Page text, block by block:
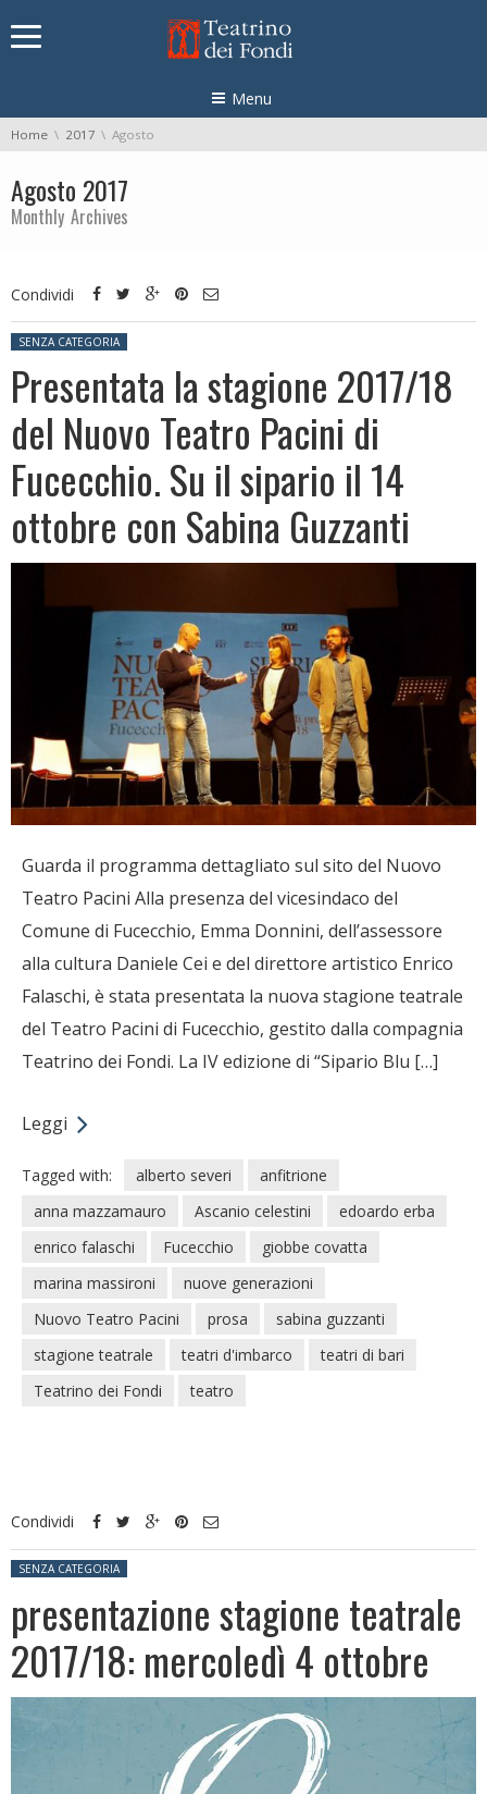
Menu
You are here:
Home 2017 Agosto
Agosto 2017
Monthly Archives
Condividi
Posted in:
SENZA CATEGORIA
Presentata la stagione 2017/18
del Nuovo Teatro Pacini di
Fucecchio. Su il sipario il 14
ottobre con Sabina Guzzanti
Guarda il programma dettagliato sul sito del Nuovo
Teatro Pacini Alla presenza del vicesindaco del
Comune di Fucecchio, Emma Donnini, dell’assessore
alla cultura Daniele Cei e del direttore artistico Enrico
Falaschi, è stata presentata la nuova stagione teatrale
del Teatro Pacini di Fucecchio, gestito dalla compagnia
Teatrino dei Fondi. La IV edizione di “Sipario Blu […]
Leggi
Tagged with: alberto severi
anfitrione
anna mazzamauro
Ascanio celestini
edoardo erba
enrico falaschi
Fucecchio
giobbe covatta
marina massironi
nuove generazioni
Nuovo Teatro Pacini
prosa
sabina guzzanti
stagione teatrale
teatri d'imbarco
teatri di bari
Teatrino dei Fondi
teatro
Condividi
Posted in:
SENZA CATEGORIA
presentazione stagione teatrale
2017/18: mercoledì 4 ottobre